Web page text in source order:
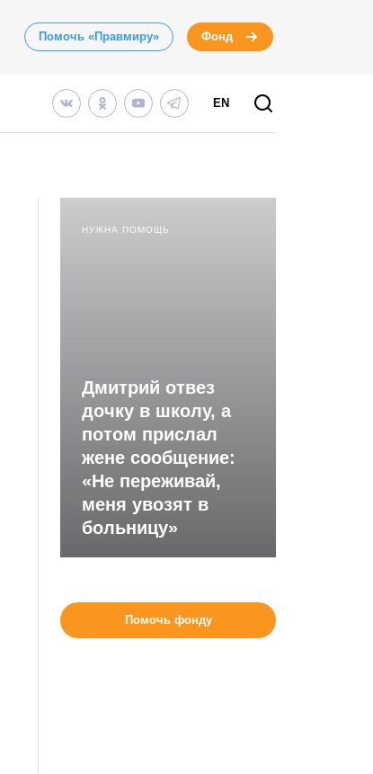
Помочь «Правмиру» Фонд
EN
НУЖНА ПОМОЩЬ
Дмитрий отвез
дочку в школу, а
потом прислал
жене сообщение:
«Не переживай,
меня увозят в
больницу»
Помочь фонду